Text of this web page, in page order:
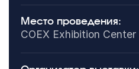
Место проведения:
COEX Exhibition Center